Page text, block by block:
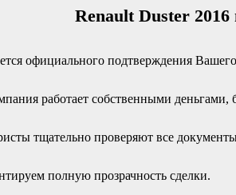
Renault Duster 2016
официального подтверждения Вашего
работает собственными деньгами,
тщательно проверяют все
полную прозрачность сделки.